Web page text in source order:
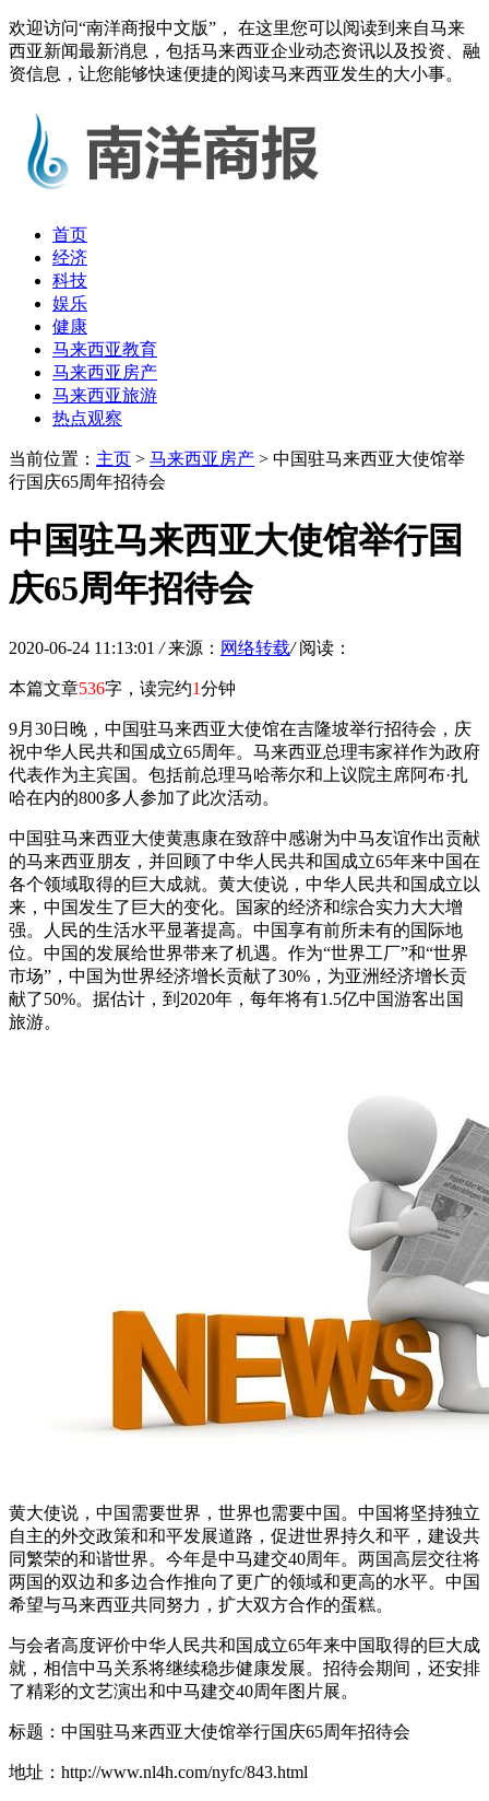
欢迎访问“南洋商报中文版”， 在这里您可以阅读到来自马来
西亚新闻最新消息，包括马来西亚企业动态资讯以及投资、融
资信息，让您能够快速便捷的阅读马来西亚发生的大小事。
首页
经济
科技
娱乐
健康
马来西亚教育
马来西亚房产
马来西亚旅游
热点观察
当前位置： 主页 > 马来西亚房产 > 中国驻马来西亚大使馆举
行国庆65周年招待会
中国驻马来西亚大使馆举行国
庆65周年招待会
2020-06-24 11:13:01 / 来源： 网络转载/ 阅读：
本篇文章536字，读完约1分钟
9月30日晚，中国驻马来西亚大使馆在吉隆坡举行招待会，庆
祝中华人民共和国成立65周年。马来西亚总理韦家祥作为政府
代表作为主宾国。包括前总理马哈蒂尔和上议院主席阿布·扎
哈在内的800多人参加了此次活动。
中国驻马来西亚大使黄惠康在致辞中感谢为中马友谊作出贡献
的马来西亚朋友，并回顾了中华人民共和国成立65年来中国在
各个领域取得的巨大成就。黄大使说，中华人民共和国成立以
来，中国发生了巨大的变化。国家的经济和综合实力大大增
强。人民的生活水平显著提高。中国享有前所未有的国际地
位。中国的发展给世界带来了机遇。作为“世界工厂”和“世界
市场”，中国为世界经济增长贡献了30%，为亚洲经济增长贡
献了50%。据估计，到2020年，每年将有1.5亿中国游客出国
旅游。
黄大使说，中国需要世界，世界也需要中国。中国将坚持独立
自主的外交政策和和平发展道路，促进世界持久和平，建设共
同繁荣的和谐世界。今年是中马建交40周年。两国高层交往将
两国的双边和多边合作推向了更广的领域和更高的水平。中国
希望与马来西亚共同努力，扩大双方合作的蛋糕。
与会者高度评价中华人民共和国成立65年来中国取得的巨大成
就，相信中马关系将继续稳步健康发展。招待会期间，还安排
了精彩的文艺演出和中马建交40周年图片展。
标题：中国驻马来西亚大使馆举行国庆65周年招待会
地址：http://www.nl4h.com/nyfc/843.html